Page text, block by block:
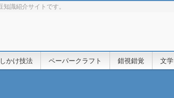
識紹介サイトです。
しかけ技法 ペーパークラフト 錯視錯覚 文学